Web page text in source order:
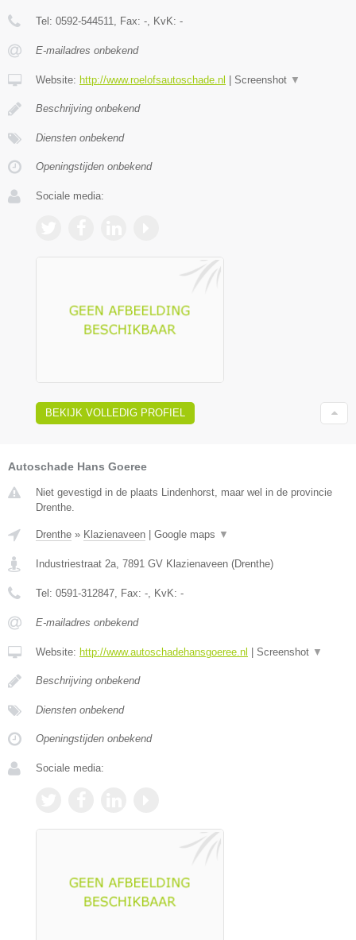
Tel: 0592-544511, Fax: -, KvK: -
E-mailadres onbekend
Website: http://www.roelofsautoschade.nl Screenshot ▼
Beschrijving onbekend
Diensten onbekend
Openingstijden onbekend
Sociale media:
BEKIJK VOLLEDIG PROFIEL
Autoschade Hans Goeree
Niet gevestigd in de plaats Lindenhorst, maar wel in de provincie
Drenthe.
Drenthe » Klazienaveen Google maps ▼
Industriestraat 2a 7891 GV Klazienaveen (Drenthe)
Tel: 0591-312847 , Fax: - , KvK: -
E-mailadres onbekend
Website: http://www.autoschadehansgoeree.nl Screenshot ▼
Beschrijving onbekend
Diensten onbekend
Openingstijden onbekend
Sociale media: